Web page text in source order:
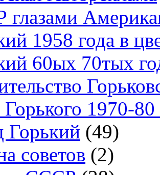
1958 года в
60ых 70тых
1970-80
Горький (49)
советов (2)